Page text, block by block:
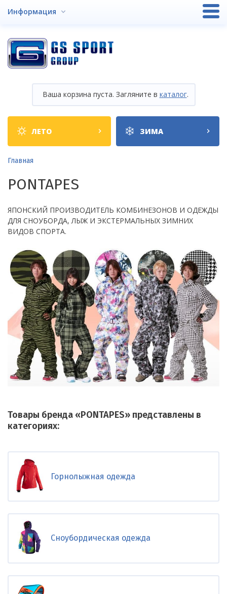
Информация
Ваша корзина пуста. Загляните в каталог.
Shop
categories
ЛЕТО ЗИМА
Строка
навигации
Главная
PONTAPES
ЯПОНСКИЙ ПРОИЗВОДИТЕЛЬ КОМБИНЕЗОНОВ И ОДЕЖДЫ
ДЛЯ СНОУБОРДА, ЛЫЖ И ЭКСТЕРМАЛЬНЫХ ЗИМНИХ
ВИДОВ СПОРТА.
Товары бренда «PONTAPES» представлены в
категориях:
Горнолыжная одежда
Сноубордическая одежда